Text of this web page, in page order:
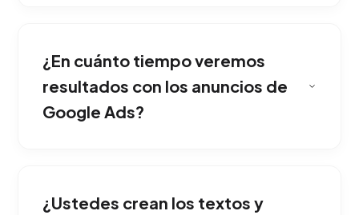
cuando el prospecto necesita activamente
contratar tus servicios.
¿En cuánto tiempo veremos
resultados con los anuncios de
Google Ads?
asegurar que solo usuarios perfilados hagan
¿Ustedes crean los textos y